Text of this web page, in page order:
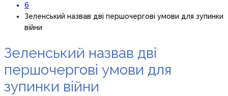
6
Зеленський назвав дві першочергові умови для зупинки
війни
Зеленський назвав дві
першочергові умови для
зупинки війни